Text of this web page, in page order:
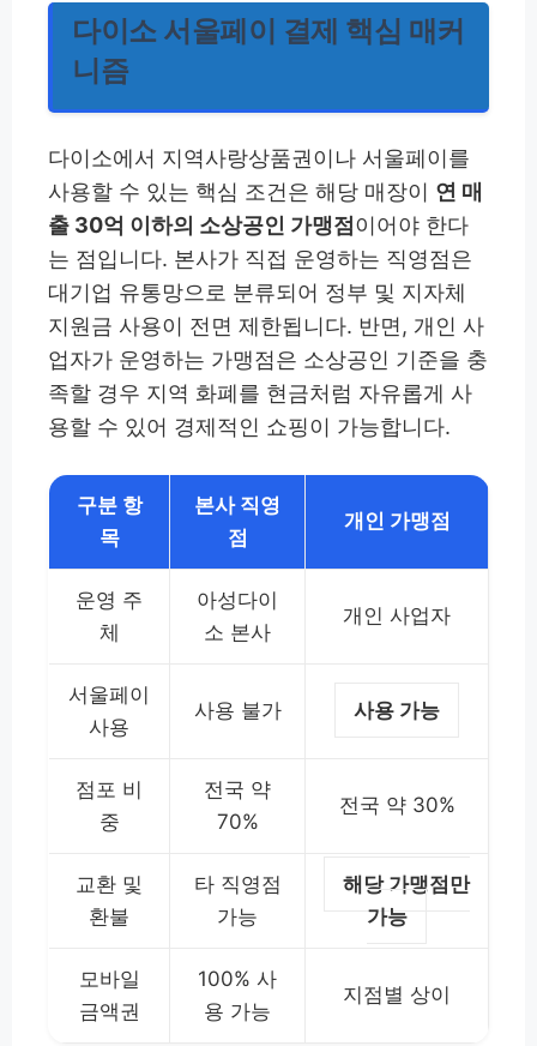
다이소 서울페이 결제 핵심 매커
니즘
다이소에서 지역사랑상품권이나 서울페이를
사용할 수 있는 핵심 조건은 해당 매장이 연 매
출 30억 이하의 소상공인 가맹점 이어야 한다
는 점입니다. 본사가 직접 운영하는 직영점은
대기업 유통망으로 분류되어 정부 및 지자체
지원금 사용이 전면 제한됩니다. 반면, 개인 사
업자가 운영하는 가맹점은 소상공인 기준을 충
족할 경우 지역 화폐를 현금처럼 자유롭게 사
용할 수 있어 경제적인 쇼핑이 가능합니다.
구분 항
목
본사 직영
점
개인 가맹점
운영 주
체
아성다이
소 본사
개인 사업자
서울페이
사용
사용 불가 사용 가능
점포 비
중
전국 약
70%
전국 약 30%
교환 및
환불
타 직영점
가능
해당 가맹점만
가능
모바일
금액권
100% 사
용 가능
지점별 상이